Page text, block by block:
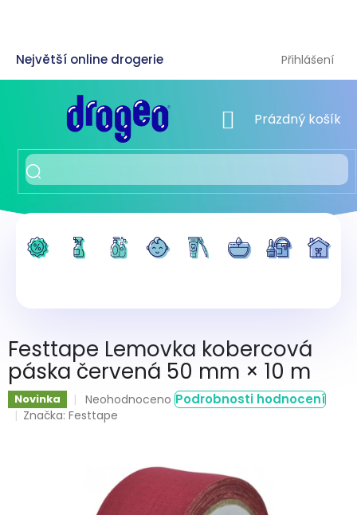
Přihlášení
NÁKUPNÍ KOŠÍK
Prázdný košík
Festtape Lemovka kobercová
páska červená 50 mm × 10 m
Novinka
Průměrné
hodnocení
produktu
hvězdiček.
Neohodnoceno Podrobnosti hodnocení
Značka:Festtape